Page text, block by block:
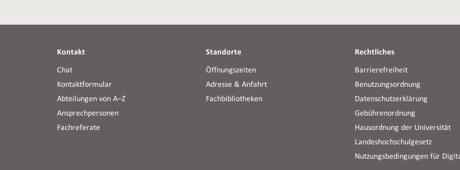
Kontakt
Chat
Kontaktformular
Abteilungen von A–Z
Ansprechpersonen
Fachreferate
Standorte
Öffnungszeiten
Adresse & Anfahrt
Fachbibliotheken
Rechtliches
Barrierefreiheit
Benutzungsordnung
Datenschutzerklärung
Gebührenordnung
Hausordnung der Universität
Landeshochschulgesetz
Nutzungsbedingungen für